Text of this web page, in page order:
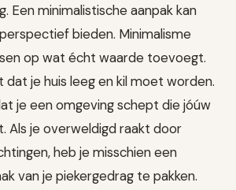
Een minimalistische aanpak kan
bieden. Minimalisme
op wat écht waarde toevoegt.
je huis leeg en kil moet worden.
je een omgeving schept die jóúw
Als je overweldigd raakt door
heb je misschien een
van je piekergedrag te pakken.